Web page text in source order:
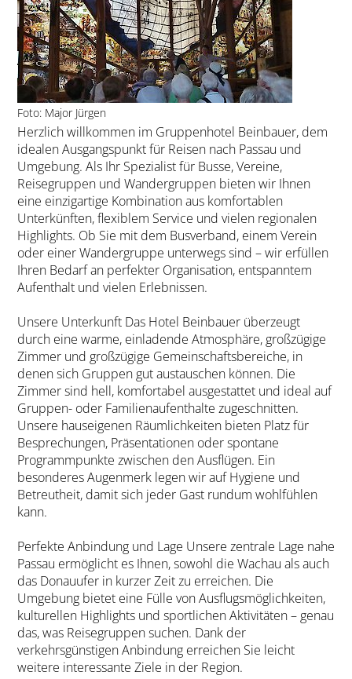
Foto: Major Jürgen
Herzlich willkommen im Gruppenhotel Beinbauer, dem
idealen Ausgangspunkt für Reisen nach Passau und
Umgebung. Als Ihr Spezialist für Busse, Vereine,
Reisegruppen und Wandergruppen bieten wir Ihnen
eine einzigartige Kombination aus komfortablen
Unterkünften, flexiblem Service und vielen regionalen
Highlights. Ob Sie mit dem Busverband, einem Verein
oder einer Wandergruppe unterwegs sind – wir erfüllen
Ihren Bedarf an perfekter Organisation, entspanntem
Aufenthalt und vielen Erlebnissen.
Unsere Unterkunft Das Hotel Beinbauer überzeugt
durch eine warme, einladende Atmosphäre, großzügige
Zimmer und großzügige Gemeinschaftsbereiche, in
denen sich Gruppen gut austauschen können. Die
Zimmer sind hell, komfortabel ausgestattet und ideal auf
Gruppen- oder Familienaufenthalte zugeschnitten.
Unsere hauseigenen Räumlichkeiten bieten Platz für
Besprechungen, Präsentationen oder spontane
Programmpunkte zwischen den Ausflügen. Ein
besonderes Augenmerk legen wir auf Hygiene und
Betreutheit, damit sich jeder Gast rundum wohlfühlen
kann.
Perfekte Anbindung und Lage Unsere zentrale Lage nahe
Passau ermöglicht es Ihnen, sowohl die Wachau als auch
das Donauufer in kurzer Zeit zu erreichen. Die
Umgebung bietet eine Fülle von Ausflugsmöglichkeiten,
kulturellen Highlights und sportlichen Aktivitäten – genau
das, was Reisegruppen suchen. Dank der
verkehrsgünstigen Anbindung erreichen Sie leicht
weitere interessante Ziele in der Region.